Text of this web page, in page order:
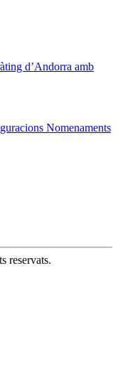
d’Andorra amb
Nomenaments
reservats.